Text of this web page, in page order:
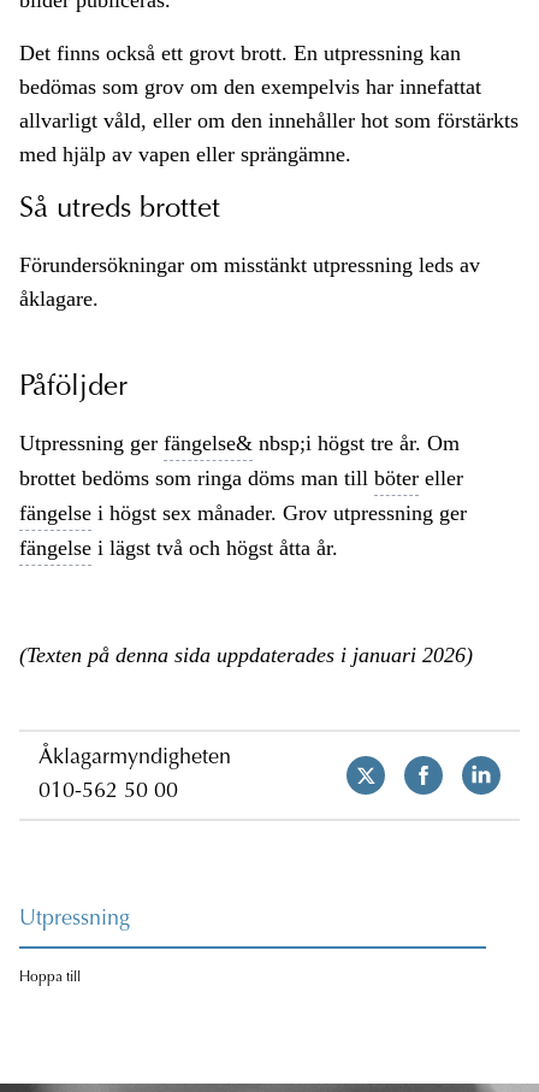
Det finns också ett grovt brott. En utpressning kan
bedömas som grov om den exempelvis har innefattat
allvarligt våld, eller om den innehåller hot som förstärkts
med hjälp av vapen eller sprängämne.
Så utreds brottet
Förundersökningar om misstänkt utpressning leds av
åklagare.
Påföljder
Utpressning ger fängelse& nbsp;i högst tre år. Om
brottet bedöms som ringa döms man till böter eller
fängelse i högst sex månader. Grov utpressning ger
fängelse i lägst två och högst åtta år.
(Texten på denna sida uppdaterades i januari 2026)
Åklagarmyndigheten
010-562 50 00
Utpressning
Hoppa till